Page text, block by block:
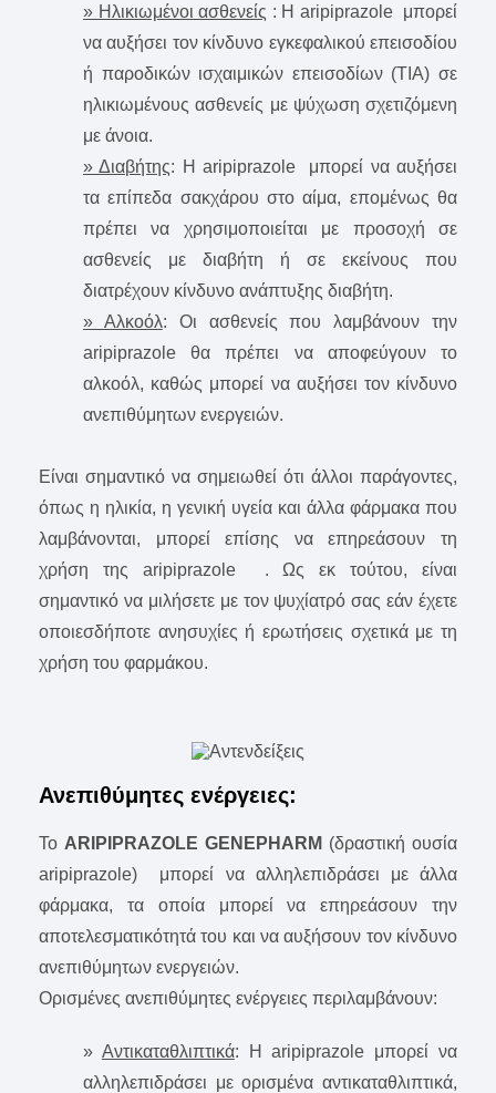
» Ηλικιωμένοι ασθενείς : Η aripiprazole μπορεί
να αυξήσει τον κίνδυνο εγκεφαλικού επεισοδίου
ή παροδικών ισχαιμικών επεισοδίων (ΤΙΑ) σε
ηλικιωμένους ασθενείς με ψύχωση σχετιζόμενη
με άνοια.
» Διαβήτης: Η aripiprazole μπορεί να αυξήσει
τα επίπεδα σακχάρου στο αίμα, επομένως θα
πρέπει να χρησιμοποιείται με προσοχή σε
ασθενείς με διαβήτη ή σε εκείνους που
διατρέχουν κίνδυνο ανάπτυξης διαβήτη.
» Αλκοόλ: Οι ασθενείς που λαμβάνουν την
aripiprazole θα πρέπει να αποφεύγουν το
αλκοόλ, καθώς μπορεί να αυξήσει τον κίνδυνο
ανεπιθύμητων ενεργειών.
Είναι σημαντικό να σημειωθεί ότι άλλοι παράγοντες,
όπως η ηλικία, η γενική υγεία και άλλα φάρμακα που
λαμβάνονται, μπορεί επίσης να επηρεάσουν τη
χρήση της aripiprazole . Ως εκ τούτου, είναι
σημαντικό να μιλήσετε με τον ψυχίατρό σας εάν έχετε
οποιεσδήποτε ανησυχίες ή ερωτήσεις σχετικά με τη
χρήση του φαρμάκου.
Ανεπιθύμητες ενέργειες:
Το ARIPIPRAZOLE GENEPHARM (δραστική ουσία
aripiprazole) μπορεί να αλληλεπιδράσει με άλλα
φάρμακα, τα οποία μπορεί να επηρεάσουν την
αποτελεσματικότητά του και να αυξήσουν τον κίνδυνο
ανεπιθύμητων ενεργειών.
Ορισμένες ανεπιθύμητες ενέργειες περιλαμβάνουν:
» Aντικαταθλιπτικά: H aripiprazole μπορεί να
αλληλεπιδράσει με ορισμένα αντικαταθλιπτικά,